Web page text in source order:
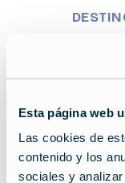
Esta página web
Las cookies de
contenido y los
sociales y